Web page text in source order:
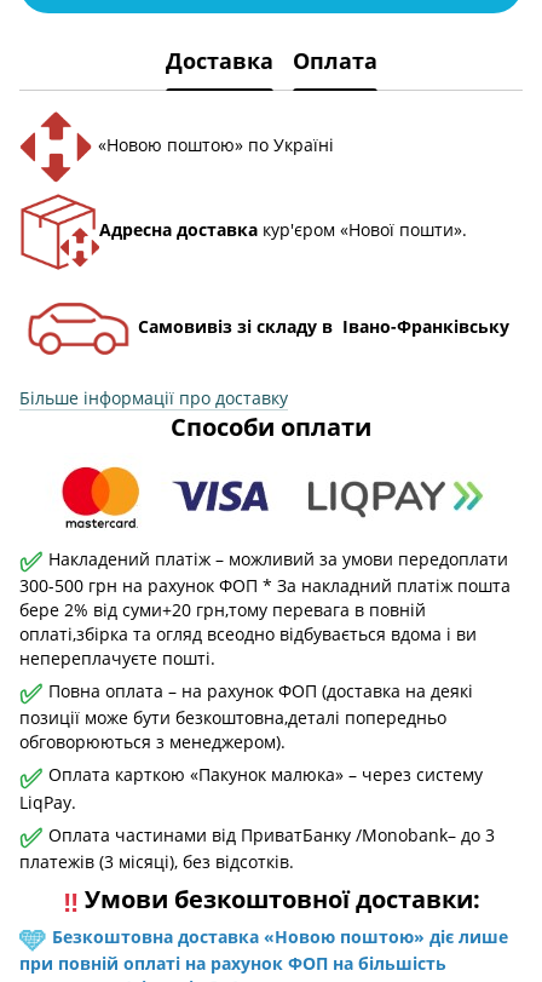
Доставка Оплата
«Новою поштою» по Україні
Адресна доставка кур'єром «Нової пошти».
Самовивіз зі складу в Івано-Франківську
Більше інформації про доставку
Способи оплати
✅ Накладений платіж – можливий за умови передоплати
300-500 грн на рахунок ФОП * За накладний платіж пошта
бере 2% від суми+20 грн,тому перевага в повній
оплаті,збірка та огляд всеодно відбувається вдома і ви
непереплачуєте пошті.
✅ Повна оплата – на рахунок ФОП (доставка на деякі
позиції може бути безкоштовна,деталі попередньо
обговорюються з менеджером).
✅ Оплата карткою «Пакунок малюка» – через систему
LiqPay.
✅ Оплата частинами від ПриватБанку /Monobank– до 3
платежів (3 місяці), без відсотків.
‼️ Умови безкоштовної доставки:
🩵 Безкоштовна доставка «Новою поштою» діє лише
при повній оплаті на рахунок ФОП на більшість